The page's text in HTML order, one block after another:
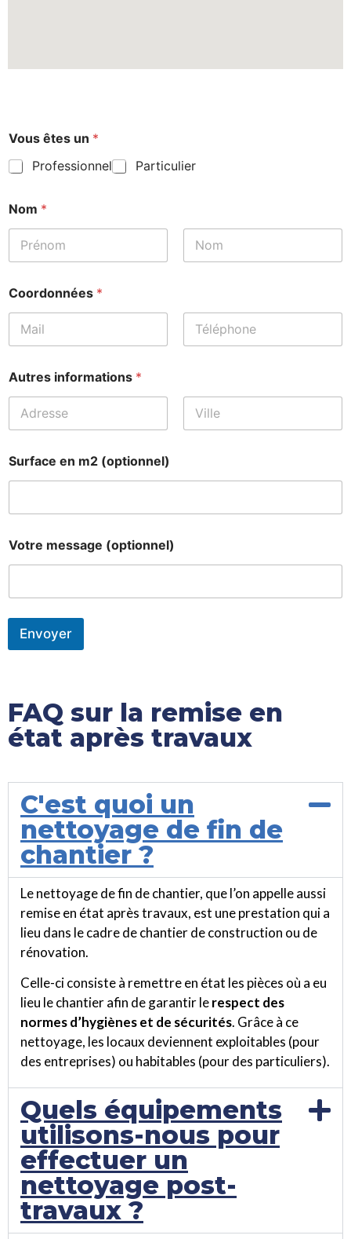
V
o
t
e
V
o
s
Vous êtes un *
Professionnel
Particulier
Nom *
Coordonnées *
Autres informations *
Surface en m2 (optionnel)
Votre message (optionnel)
Envoyer
FAQ sur la remise en
état après travaux
C'est quoi un
nettoyage de fin de
chantier ?
Le nettoyage de fin de chantier, que l’on appelle aussi
remise en état après travaux, est une prestation qui a
lieu dans le cadre de chantier de construction ou de
rénovation.
Celle-ci consiste à remettre en état les pièces où a eu
lieu le chantier afin de garantir lerespect des
normes d’hygiènes et de sécurités. Grâce à ce
nettoyage, les locaux deviennent exploitables (pour
des entreprises) ou habitables (pour des particuliers).
Quels équipements
utilisons-nous pour
effectuer un
nettoyage post-
travaux ?